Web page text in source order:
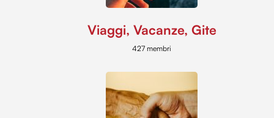
Viaggi, Vacanze, Gite
427 membri